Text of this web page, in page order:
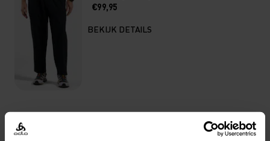
€99,95
BEKIJK DETAILS
HET VERHAAL